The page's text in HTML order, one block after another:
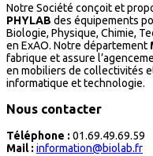
Notre Société conçoit et
PHYLAB des équipements
Biologie, Physique, Chimie,
en ExAO. Notre département
fabrique et assure
en mobiliers de collectivités
informatique et technologie.
Nous contacter
Téléphone : 01.69.49.69.59
Mail : information@biolab.fr